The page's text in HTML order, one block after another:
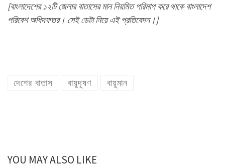
[বাংলাদেশের ১২টি জেলার বাতাসের মান নিয়মিত পরিমাপ করে থাকে বাংলাদেশ
পরিবেশ অধিদফতর। সেই ডেটা নিয়ে এই প্রতিবেদন।]
দেশের বাতাস বায়ুদূষণ বায়ুমান
YOU MAY ALSO LIKE